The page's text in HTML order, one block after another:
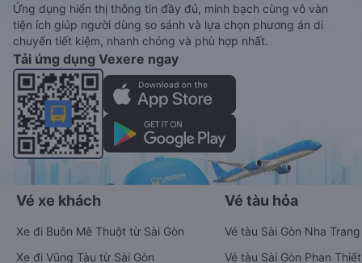
Ứng dụng hiển thị thông tin đầy đủ, minh bạch cùng vô vàn
tiện ích giúp người dùng so sánh và lựa chọn phương án di
chuyển tiết kiệm, nhanh chóng và phù hợp nhất.
Tải ứng dụng Vexere ngay
Vé xe khách
Xe đi Buôn Mê Thuột từ Sài Gòn
Xe đi Vũng Tàu từ Sài Gòn
Vé tàu hỏa
Vé tàu Sài Gòn Nha Trang
Vé tàu Sài Gòn Phan Thiết